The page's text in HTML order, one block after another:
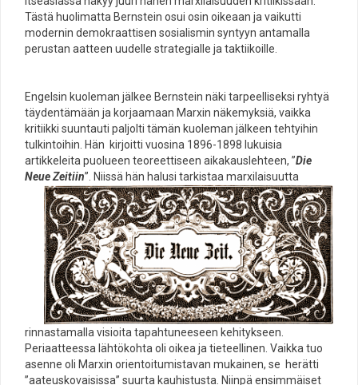
Tästä huolimatta Bernstein osui osin oikeaan ja vaikutti
modernin demokraattisen sosialismin syntyyn antamalla
perustan aatteen uudelle strategialle ja taktiikoille.
Engelsin kuoleman jälkee Bernstein näki tarpeelliseksi ryhtyä
täydentämään ja korjaamaan Marxin näkemyksiä, vaikka
kritiikki suuntauti paljolti tämän kuoleman jälkeen tehtyihin
tulkintoihin. Hän kirjoitti vuosina 1896-1898 lukuisia
artikkeleita puolueen teoreettiseen aikakauslehteen, ”Die
Neue Zeitiin”. Niissä hän halusi tarkistaa marxilaisuutta
rinnastamalla visioita tapahtuneeseen kehitykseen.
Periaatteessa lähtökohta oli oikea ja tieteellinen. Vaikka tuo
asenne oli Marxin orientoitumistavan mukainen, se herätti
”aateuskovaisissa” suurta kauhistusta. Niinpä ensimmäiset